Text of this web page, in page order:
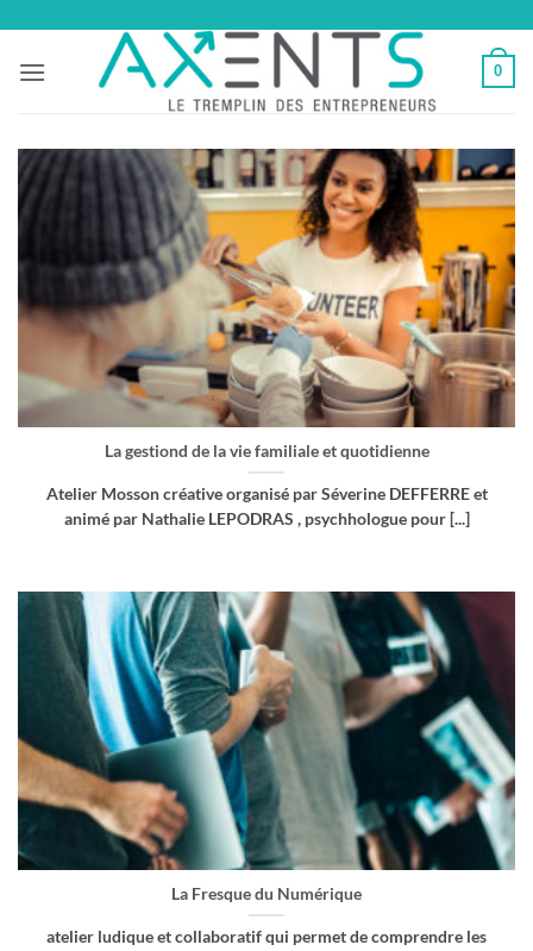
contenu
0
La gestiond de la vie familiale et quotidienne
Atelier Mosson créative organisé par Séverine DEFFERRE et
animé par Nathalie LEPODRAS , psychhologue pour [...]
La Fresque du Numérique
atelier ludique et collaboratif qui permet de comprendre les